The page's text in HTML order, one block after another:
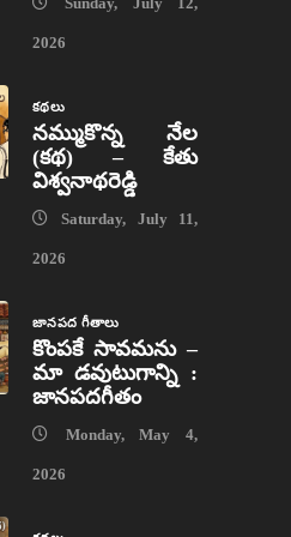
2026
కథలు
నమ్ముకొన్న నేల
(కథ) – కేతు
విశ్వనాథరెడ్డి
Saturday, July 11,
2026
జానపద గీతాలు
కొంపకే సావమను –
మా డవుటుగాన్ని :
జానపదగీతం
Monday, May 4,
2026